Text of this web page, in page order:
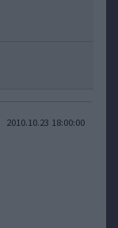
2010.10.23 18:00:00